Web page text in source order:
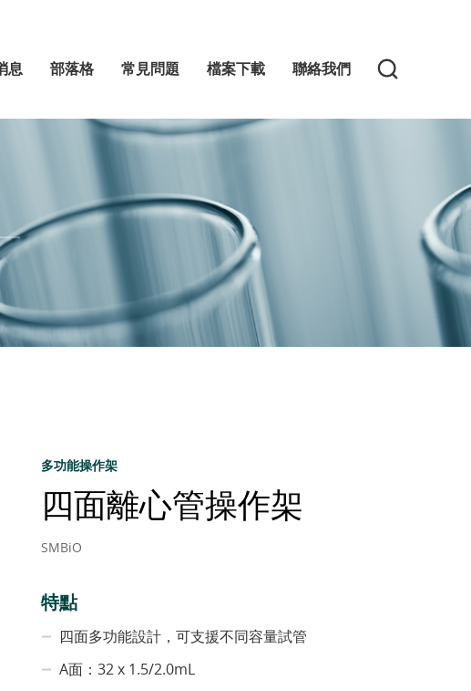
息 部落格 常見問題 檔案下載 聯絡我們
多功能操作架
四面離心管操作架
SMBiO
特點
四面多功能設計，可支援不同容量試管
A面：32 x 1.5/2.0mL